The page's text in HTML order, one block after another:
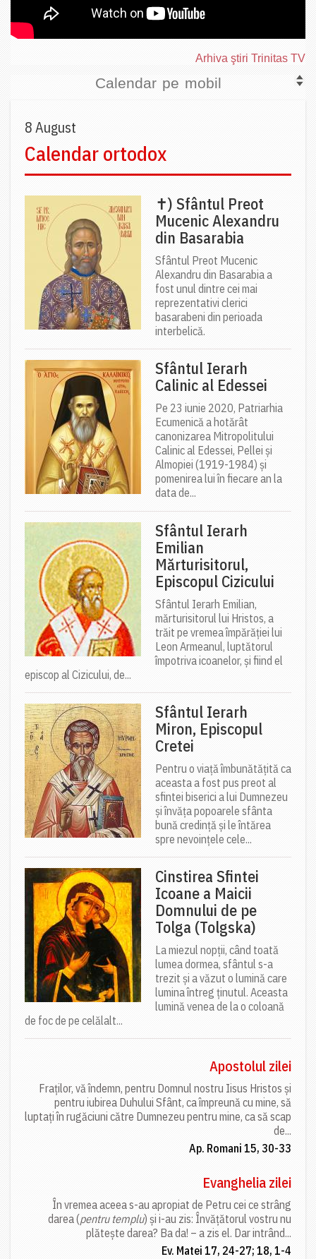
Arhiva ştiri Trinitas TV
Calendar pe mobil
8 August
Calendar ortodox
✝) Sfântul Preot
Mucenic Alexandru
din Basarabia
Sfântul Preot Mucenic
Alexandru din Basarabia a
fost unul dintre cei mai
reprezentativi clerici
basarabeni din perioada
interbelică.
Sfântul Ierarh
Calinic al Edessei
Pe 23 iunie 2020, Patriarhia
Ecumenică a hotărât
canonizarea Mitropolitului
Calinic al Edessei, Pellei și
Almopiei (1919-1984) și
pomenirea lui în fiecare an la
data de...
Sfântul Ierarh
Emilian
Mărturisitorul,
Episcopul Cizicului
Sfântul Ierarh Emilian,
mărturisitorul lui Hristos, a
trăit pe vremea împărăției lui
Leon Armeanul, luptătorul
împotriva icoanelor, și fiind el
episcop al Cizicului, de...
Sfântul Ierarh
Miron, Episcopul
Cretei
Pentru o viață îmbunătățită ca
aceasta a fost pus preot al
sfintei biserici a lui Dumnezeu
și învăța popoarele sfânta
bună credință și le întărea
spre nevoințele cele...
Cinstirea Sfintei
Icoane a Maicii
Domnului de pe
Tolga (Tolgska)
La miezul nopții, când toată
lumea dormea, sfântul s-a
trezit și a văzut o lumină care
lumina întreg ținutul. Aceasta
lumină venea de la o coloană
de foc de pe celălalt...
Apostolul zilei
Fraților, vă îndemn, pentru Domnul nostru Iisus Hristos și
pentru iubirea Duhului Sfânt, ca împreună cu mine, să
luptați în rugăciuni către Dumnezeu pentru mine, ca să scap
de...
Ap. Romani 15, 30-33
Evanghelia zilei
În vremea aceea s-au apropiat de Petru cei ce strâng
darea (pentru templu) și i-au zis: Învățătorul vostru nu
plătește darea? Ba da! – a zis el. Dar intrând...
Ev. Matei 17, 24-27; 18, 1-4